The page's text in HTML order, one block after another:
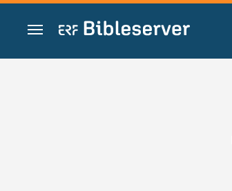
Zum Inhalt springen